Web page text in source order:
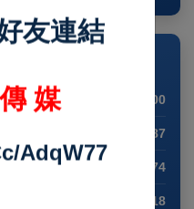
1.00
0.87
0.74
32.18
友連結
媒
adqW77